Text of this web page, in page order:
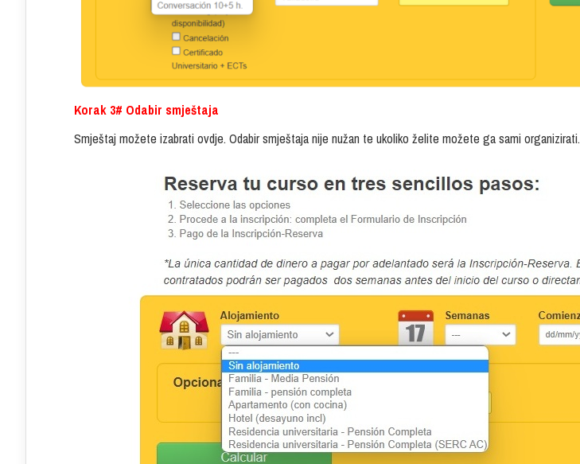
Korak 3# Odabir smještaja
Smještaj možete izabrati ovdje. Odabir smještaja nije nužan te ukoliko želite možete ga sami organizirati.